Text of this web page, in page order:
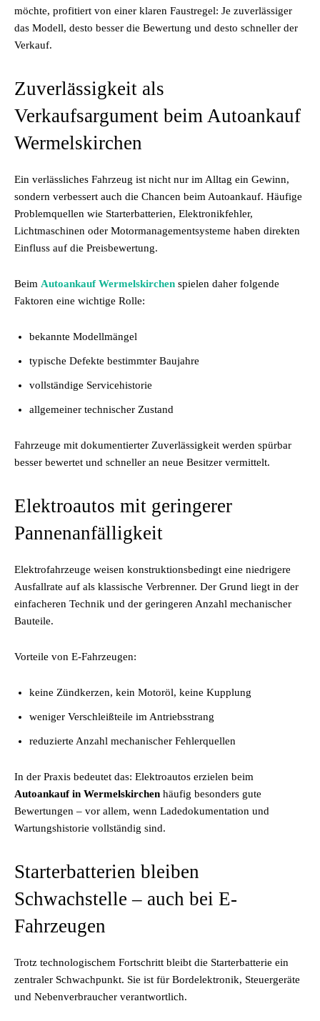
möchte, profitiert von einer klaren Faustregel: Je zuverlässiger
das Modell, desto besser die Bewertung und desto schneller der
Verkauf.
Zuverlässigkeit als
Verkaufsargument beim Autoankauf
Wermelskirchen
Ein verlässliches Fahrzeug ist nicht nur im Alltag ein Gewinn,
sondern verbessert auch die Chancen beim Autoankauf. Häufige
Problemquellen wie Starterbatterien, Elektronikfehler,
Lichtmaschinen oder Motormanagementsysteme haben direkten
Einfluss auf die Preisbewertung.
Beim Autoankauf Wermelskirchen spielen daher folgende
Faktoren eine wichtige Rolle:
bekannte Modellmängel
typische Defekte bestimmter Baujahre
vollständige Servicehistorie
allgemeiner technischer Zustand
Fahrzeuge mit dokumentierter Zuverlässigkeit werden spürbar
besser bewertet und schneller an neue Besitzer vermittelt.
Elektroautos mit geringerer
Pannenanfälligkeit
Elektrofahrzeuge weisen konstruktionsbedingt eine niedrigere
Ausfallrate auf als klassische Verbrenner. Der Grund liegt in der
einfacheren Technik und der geringeren Anzahl mechanischer
Bauteile.
Vorteile von E-Fahrzeugen:
keine Zündkerzen, kein Motoröl, keine Kupplung
weniger Verschleißteile im Antriebsstrang
reduzierte Anzahl mechanischer Fehlerquellen
In der Praxis bedeutet das: Elektroautos erzielen beim
Autoankauf in Wermelskirchen häufig besonders gute
Bewertungen – vor allem, wenn Ladedokumentation und
Wartungshistorie vollständig sind.
Starterbatterien bleiben
Schwachstelle – auch bei E-
Fahrzeugen
Trotz technologischem Fortschritt bleibt die Starterbatterie ein
zentraler Schwachpunkt. Sie ist für Bordelektronik, Steuergeräte
und Nebenverbraucher verantwortlich.